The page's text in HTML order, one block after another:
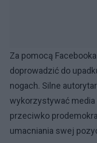
Za pomocą
doprowadzić do
nogach. Silne
wykorzystywać
przeciwko
umacniania swej